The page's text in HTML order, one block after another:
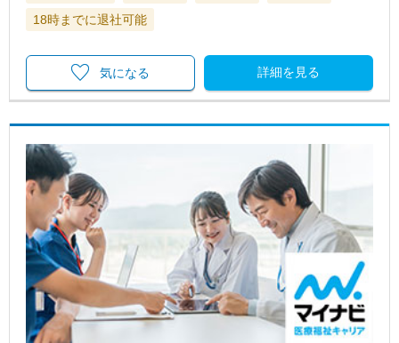
18時までに退社可能
詳細を見る
気になる